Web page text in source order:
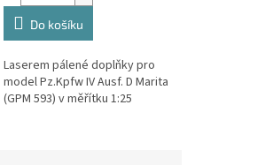
Do košíku
Laserem pálené doplňky pro
model Pz.Kpfw IV Ausf. D Marita
(GPM 593) v měřítku 1:25